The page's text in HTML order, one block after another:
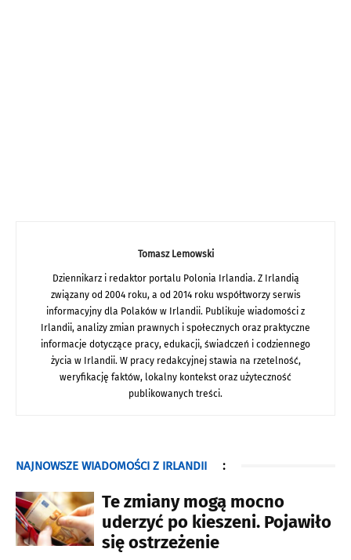
Tomasz Lemowski
Dziennikarz i redaktor portalu Polonia Irlandia. Z Irlandią
związany od 2004 roku, a od 2014 roku współtworzy serwis
informacyjny dla Polaków w Irlandii. Publikuje wiadomości z
Irlandii, analizy zmian prawnych i społecznych oraz praktyczne
informacje dotyczące pracy, edukacji, świadczeń i codziennego
życia w Irlandii. W pracy redakcyjnej stawia na rzetelność,
weryfikację faktów, lokalny kontekst oraz użyteczność
publikowanych treści.
NAJNOWSZE WIADOMOŚCI Z IRLANDII :
Te zmiany mogą mocno
uderzyć po kieszeni. Pojawiło
się ostrzeżenie